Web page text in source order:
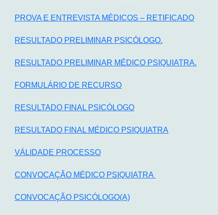
PROVA E ENTREVISTA MÉDICOS – RETIFICADO
RESULTADO PRELIMINAR PSICÓLOGO.
RESULTADO PRELIMINAR MÉDICO PSIQUIATRA.
FORMULÁRIO DE RECURSO
RESULTADO FINAL PSICÓLOGO
RESULTADO FINAL MÉDICO PSIQUIATRA
VÁLIDADE PROCESSO
CONVOCAÇÃO MÉDICO PSIQUIATRA
CONVOCAÇÃO PSICÓLOGO(A)